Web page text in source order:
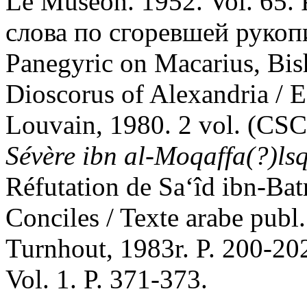
слова по сгоревшей
Panegyric on Macarius,
Dioscorus of Alexandria /
Louvain, 1980. 2 vol.
Sévère ibn al-Moqaffa
Réfutation de Sa‘îd ibn-
Conciles / Texte arabe
Turnhout, 1983r. P. 200-
Vol. 1. P. 371-373.